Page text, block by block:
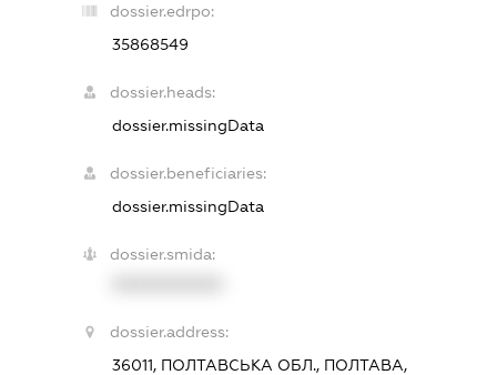
dossier.edrpo:
35868549
dossier.heads:
dossier.missingData
dossier.beneficiaries:
dossier.missingData
dossier.smida:
dossier.address:
36011, ПОЛТАВСЬКА ОБЛ., ПОЛТАВА,